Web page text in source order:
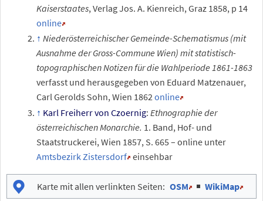
Kaiserstaates, Verlag Jos. A. Kienreich, Graz 1858, p 14
online
Niederösterreichischer Gemeinde-Schematismus (mit
Ausnahme der Gross-Commune Wien) mit statistisch-
topographischen Notizen für die Wahlperiode 1861-1863
verfasst und herausgegeben von Eduard Matzenauer,
Carl Gerolds Sohn, Wien 1862online
Karl Freiherr von Czoernig:Ethnographie der
österreichischen Monarchie. 1. Band, Hof- und
Staatstruckerei, Wien 1857, S. 665 – online unter
Amtsbezirk Zistersdorf einsehbar
Karte mit allen verlinkten Seiten: OSM |WikiMap